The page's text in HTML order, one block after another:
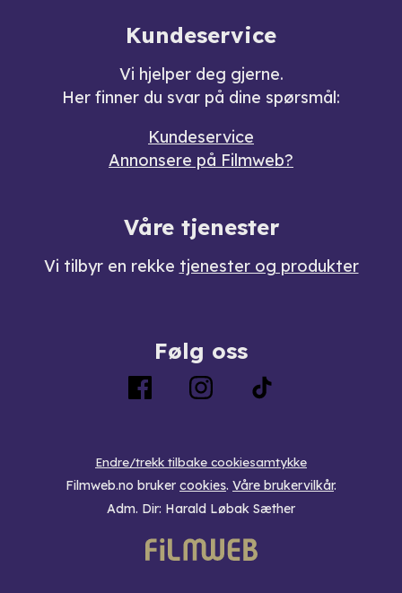
Kundeservice
Vi hjelper deg gjerne.
Her finner du svar på dine spørsmål:
Kundeservice
Annonsere på Filmweb?
Våre tjenester
Vi tilbyr en rekke tjenester og produkter
Følg oss
Endre/trekk tilbake cookiesamtykke
Filmweb.no bruker cookies. Våre brukervilkår.
Adm. Dir: Harald Løbak Sæther